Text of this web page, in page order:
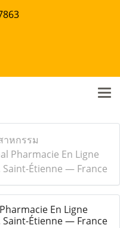
หกรรม
Pharmacie En Ligne
Saint-Étienne — France
En Ligne
Saint-Étienne — France